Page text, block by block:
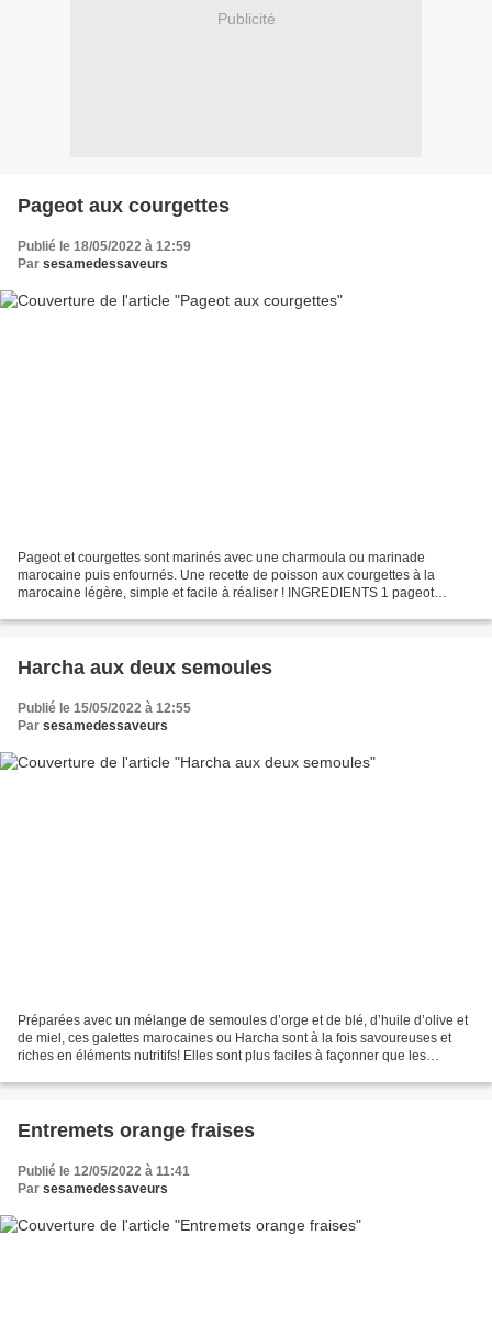
Publicité
Pageot aux courgettes
Publié le 18/05/2022 à 12:59
Par sesamedessaveurs
Pageot et courgettes sont marinés avec une charmoula ou marinade
marocaine puis enfournés. Une recette de poisson aux courgettes à la
marocaine légère, simple et facile à réaliser ! INGREDIENTS 1 pageot
Harcha aux deux semoules
Publié le 15/05/2022 à 12:55
Par sesamedessaveurs
Préparées avec un mélange de semoules d’orge et de blé, d’huile d’olive et
de miel, ces galettes marocaines ou Harcha sont à la fois savoureuses et
riches en éléments nutritifs! Elles sont plus faciles à façonner que les
Entremets orange fraises
Publié le 12/05/2022 à 11:41
Par sesamedessaveurs